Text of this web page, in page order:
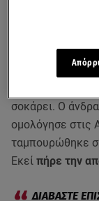
Ηχητικό
Γόννους
σοκάρει. Ο
ομολόγησε στις
ταμπουρώθηκε
Εκεί πήρε την